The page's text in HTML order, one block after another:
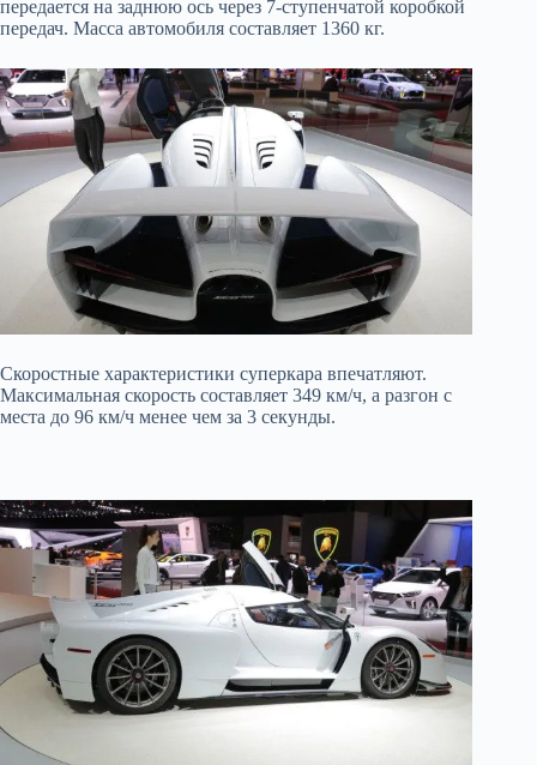
передается на заднюю ось через 7-ступенчатой коробкой
передач. Масса автомобиля составляет 1360 кг.
Скоростные характеристики суперкара впечатляют.
Максимальная скорость составляет 349 км/ч, а разгон с
места до 96 км/ч менее чем за 3 секунды.